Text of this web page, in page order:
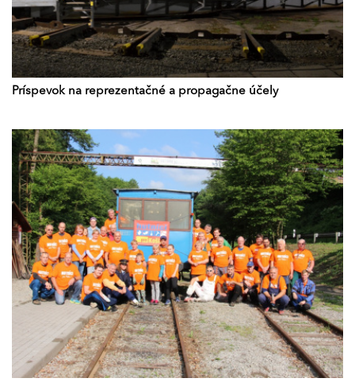
Príspevok na reprezentačné a propagačne účely